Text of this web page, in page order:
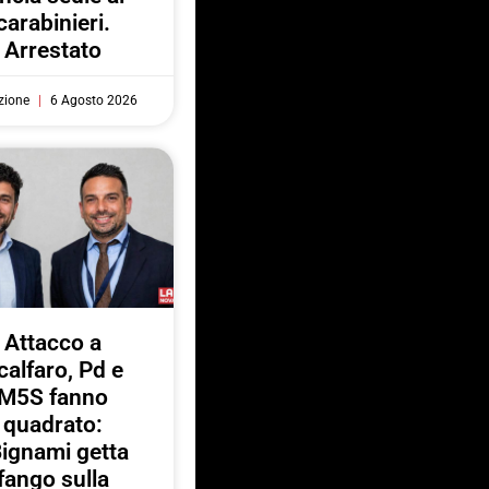
Arrestato
6 Agosto 2026
Attacco a
Pd e
fanno
quadrato:
getta
sulla